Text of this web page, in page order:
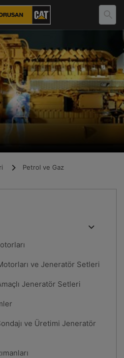
Petrol ve Gaz
ve Jeneratör Setleri
Jeneratör Setleri
ve Üretimi Jeneratör